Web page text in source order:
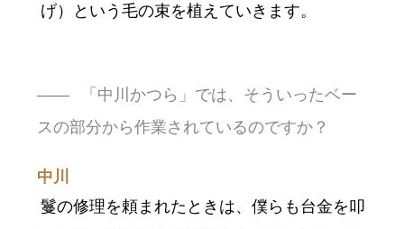
げ）という毛の束を植えていきます。
「中川かつら」では、そういったベー
スの部分から作業されているのですか？
中川
鬘の修理を頼まれたときは、僕らも台金を叩